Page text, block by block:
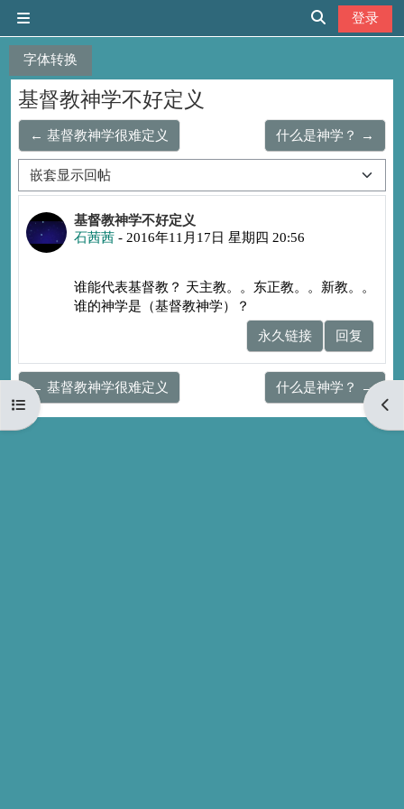
字体转换
切换搜索输入
登录
打开课程索引 打
基督教神学不好定义
← 基督教神学很难定义 什么是神学？ →
显示模式
基督教神学不好定义
石茜茜 - 2016年11月17日 星期四 20:56
回帖数：0
谁能代表基督教？ 天主教。。东正教。。新教。。
谁的神学是（基督教神学）？
永久链接
回复
← 基督教神学很难定义 什么是神学？ →